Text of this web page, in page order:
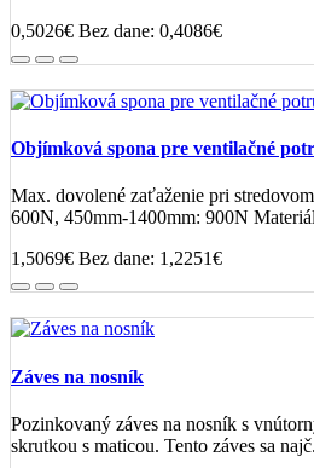
0,5026€ Bez dane: 0,4086€
Objímková spona pre ventilačné
Max. dovolené zaťaženie pri
600N, 450mm-1400mm: 900N
1,5069€ Bez dane: 1,2251€
Záves na nosník
Pozinkovaný záves na nosník s
skrutkou s maticou. Tento záves sa